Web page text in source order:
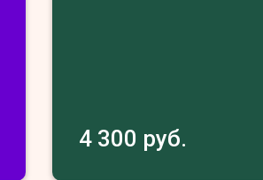
4 300 руб.